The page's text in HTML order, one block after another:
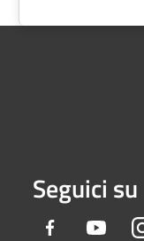
Seguici su
Facebook